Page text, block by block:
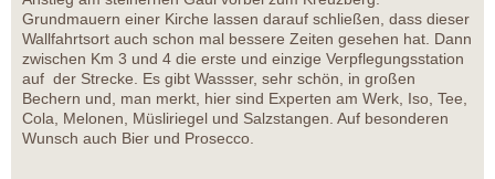
Grundmauern einer Kirche lassen darauf schließen, dass dieser
Wallfahrtsort auch schon mal bessere Zeiten gesehen hat. Dann
zwischen Km 3 und 4 die erste und einzige Verpflegungsstation
auf der Strecke. Es gibt Wassser, sehr schön, in großen
Bechern und, man merkt, hier sind Experten am Werk, Iso, Tee,
Cola, Melonen, Müsliriegel und Salzstangen. Auf besonderen
Wunsch auch Bier und Prosecco.